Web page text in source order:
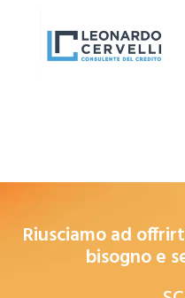
Riusciamo ad
bisogno e